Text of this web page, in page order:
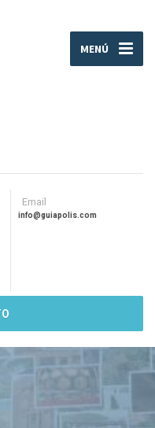
MENÚ
Email
info@guiapolis.com